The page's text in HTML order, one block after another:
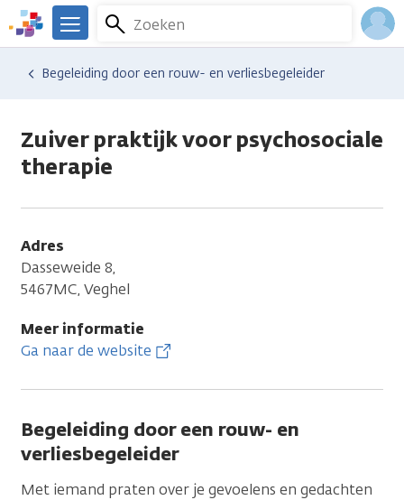
Overslaan
en
naar
We
er
Kanker.nl
Zoeken
Menu
Hulp en ondersteuning
Vind hulp bij kanker
Begeleiding door een rouw- en verliesbegeleider
Zuiver praktijk voor psychosociale
therapie
Adres
Dasseweide 8,
5467MC, Veghel
Meer informatie
Ga naar de website
Begeleiding door een rouw- en
verliesbegeleider
Met iemand praten over je gevoelens en gedachten